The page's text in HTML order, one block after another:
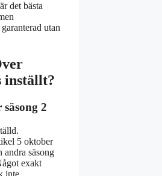
det bästa
utan
inställt?
2
5 oktober
andra säsong
exakt
inte